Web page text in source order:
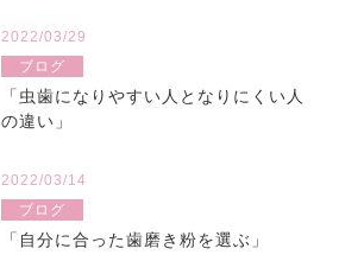
2022/03/29
ブログ
「虫歯になりやすい人となりにくい人
の違い」
2022/03/14
ブログ
「自分に合った歯磨き粉を選ぶ」